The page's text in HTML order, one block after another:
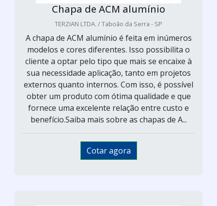
Chapa de ACM alumínio
TERZIAN LTDA. / Taboão da Serra - SP
A chapa de ACM alumínio é feita em inúmeros
modelos e cores diferentes. Isso possibilita o
cliente a optar pelo tipo que mais se encaixe à
sua necessidade aplicação, tanto em projetos
externos quanto internos. Com isso, é possível
obter um produto com ótima qualidade e que
fornece uma excelente relação entre custo e
benefício.Saiba mais sobre as chapas de A...
Cotar agora